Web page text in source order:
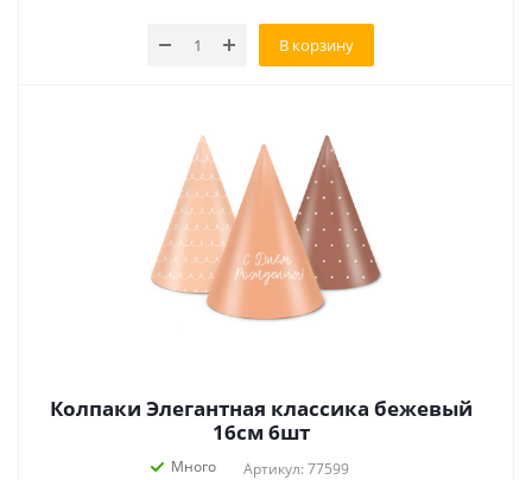
В корзину
Колпаки Элегантная классика бежевый
16см 6шт
Много Артикул: 77599